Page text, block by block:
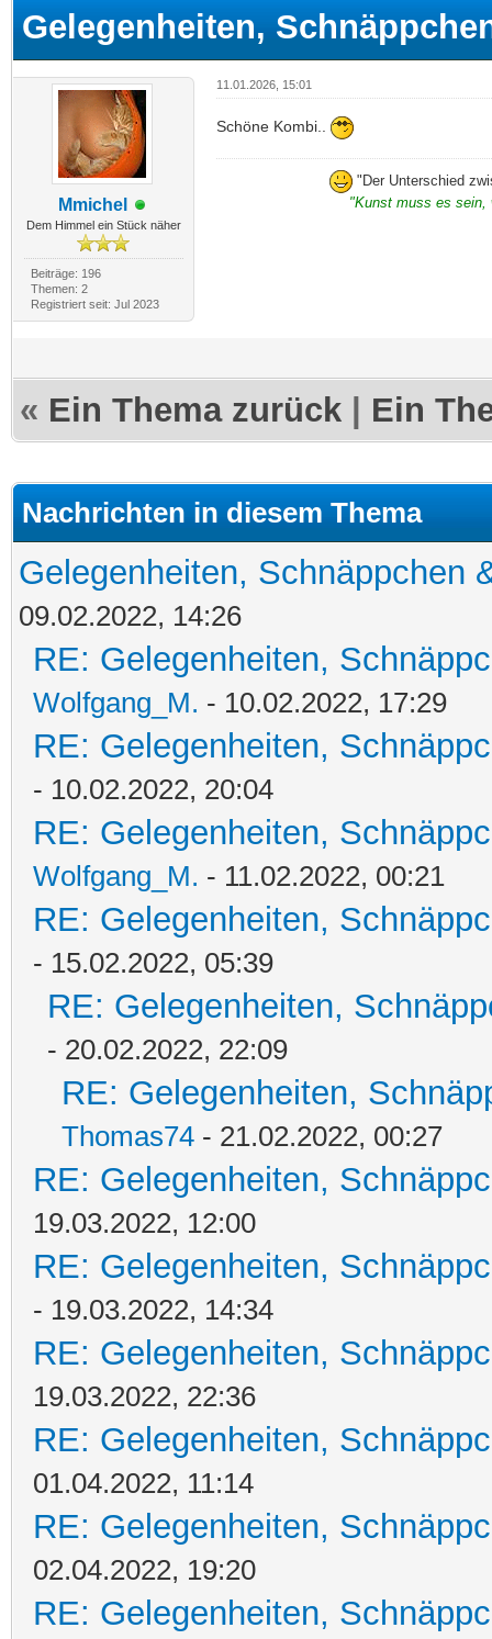
Gelegenheiten,
Mmichel
Dem Himmel ein Stück näher
Beiträge: 196
Themen: 2
Registriert seit: Jul 2023
11.01.2026, 15:01
Schöne Kombi..
"Der Unterschied
"Kunst muss es sein,
« Ein Thema zurück Ein
Nachrichten in diesem Thema
Gelegenheiten, Schnäppchen
09.02.2022, 14:26
RE: Gelegenheiten,
Wolfgang_M. - 10.02.2022, 17:29
RE: Gelegenheiten,
- 10.02.2022, 20:04
RE: Gelegenheiten,
Wolfgang_M. - 11.02.2022, 00:21
RE: Gelegenheiten,
- 15.02.2022, 05:39
RE: Gelegenheiten,
- 20.02.2022, 22:09
RE: Gelegenheiten,
Thomas74 - 21.02.2022, 00:27
RE: Gelegenheiten,
19.03.2022, 12:00
RE: Gelegenheiten,
- 19.03.2022, 14:34
RE: Gelegenheiten,
19.03.2022, 22:36
RE: Gelegenheiten,
01.04.2022, 11:14
RE: Gelegenheiten,
02.04.2022, 19:20
RE: Gelegenheiten,